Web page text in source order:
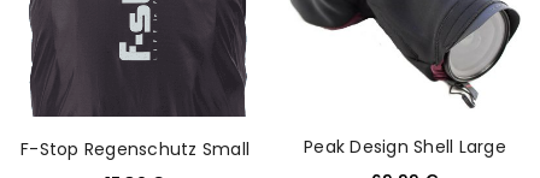
Anmeldeformular geschützt durch
WP Captcha
F-Stop Regenschutz Small Peak Design Shell Large